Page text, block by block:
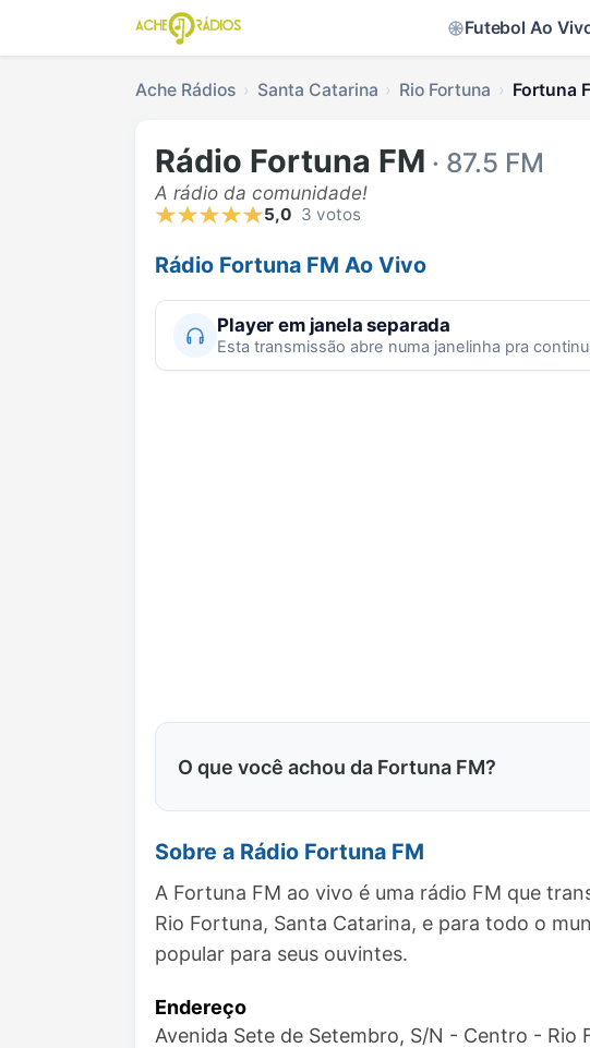
Futebol Ao
Ache Rádios Santa Catarina Rio Fortuna Fortuna
Rádio Fortuna FM · 87.5 FM
A rádio da comunidade!
5,0 3 votos
Rádio Fortuna FM Ao Vivo
Player em janela separada
Esta transmissão abre numa janelinha pra
O que você achou da Fortuna FM?
Sobre a Rádio Fortuna FM
A Fortuna FM ao vivo é uma rádio FM que
Rio Fortuna, Santa Catarina, e para todo o
popular para seus ouvintes.
Endereço
Avenida Sete de Setembro, S/N - Centro - Rio